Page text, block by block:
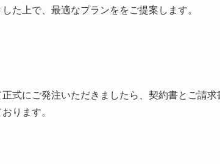
た上で、最適なプランををご提案します。
式にご発注いただきましたら、契約書とご請求
ります。